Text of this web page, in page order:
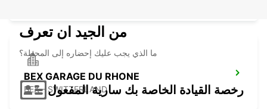
BEX GARAGE DU RHONE
BEX - SWITZERLAND
من الجيد ان تعرف
ما الذي يجب عليك إحضاره إلى المحطة؟
رخصة القيادة الخاصة بك سارية المفعول